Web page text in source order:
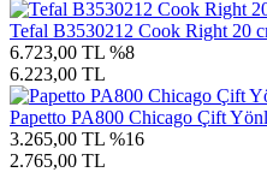
Tefal B3530212 Cook Right 20
6.723,00 TL %8
6.223,00 TL
Papetto PA800 Chicago Çift
3.265,00 TL %16
2.765,00 TL